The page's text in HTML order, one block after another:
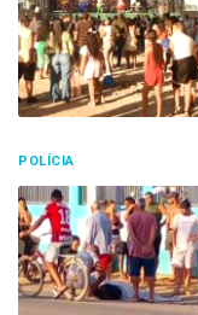
POLÍCIA